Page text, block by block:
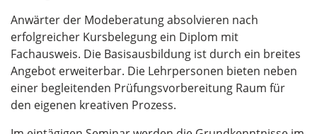
Anwärter der Modeberatung absolvieren nach
erfolgreicher Kursbelegung ein Diplom mit
Fachausweis. Die Basisausbildung ist durch ein breites
Angebot erweiterbar. Die Lehrpersonen bieten neben
einer begleitenden Prüfungsvorbereitung Raum für
den eigenen kreativen Prozess.